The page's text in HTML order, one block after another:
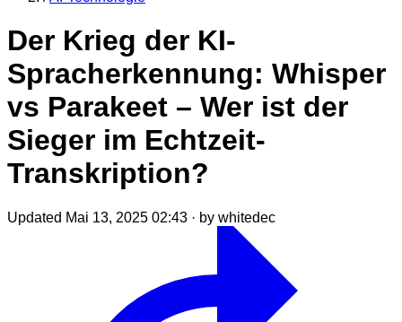
Der Krieg der KI-
Spracherkennung: Whisper
vs Parakeet – Wer ist der
Sieger im Echtzeit-
Transkription?
Updated Mai 13, 2025 02:43 · by whitedec